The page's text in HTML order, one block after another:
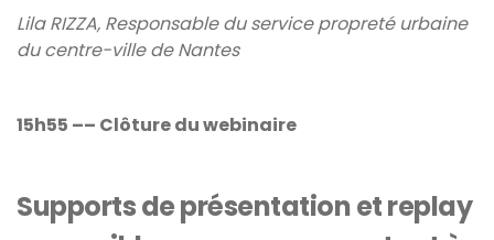
Lila RIZZA, Responsable du service propreté urbaine
du centre-ville de Nantes
15h55 –– Clôture du webinaire
Supports de présentation et replay